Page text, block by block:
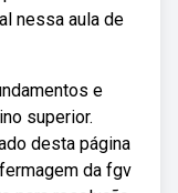
nessa aula de
e
superior.
desta página
da fgv